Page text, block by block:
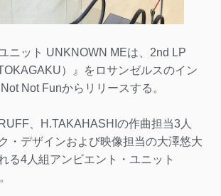
ニット UNKNOWN MEは、2nd LP
）』をロサンゼルスのイン
Not Funからリリースする。
、H.TAKAHASHIの作曲担当3人
・デザインおよび映像担当の大澤悠大
る4人組アンビエント・ユニット